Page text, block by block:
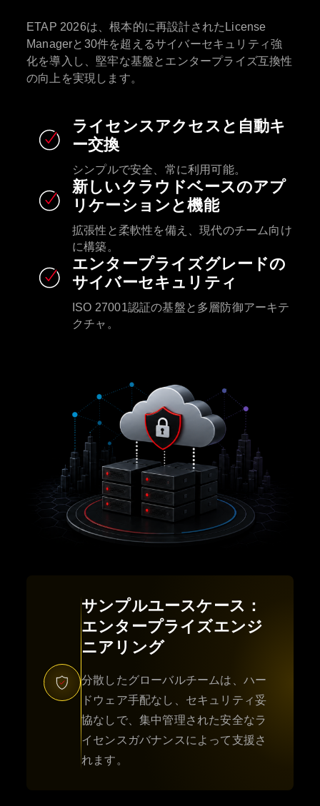
ETAP 2026は、根本的に再設計されたLicense
Managerと30件を超えるサイバーセキュリティ強
化を導入し、堅牢な基盤とエンタープライズ互換性
の向上を実現します。
ライセンスアクセスと自動キ
ー交換
シンプルで安全、常に利用可能。
新しいクラウドベースのアプ
リケーションと機能
拡張性と柔軟性を備え、現代のチーム向け
に構築。
エンタープライズグレードの
サイバーセキュリティ
ISO 27001認証の基盤と多層防御アーキテ
クチャ。
サンプルユースケース：
エンタープライズエンジ
ニアリング
分散したグローバルチームは、ハー
ドウェア手配なし、セキュリティ妥
協なしで、集中管理された安全なラ
イセンスガバナンスによって支援さ
れます。